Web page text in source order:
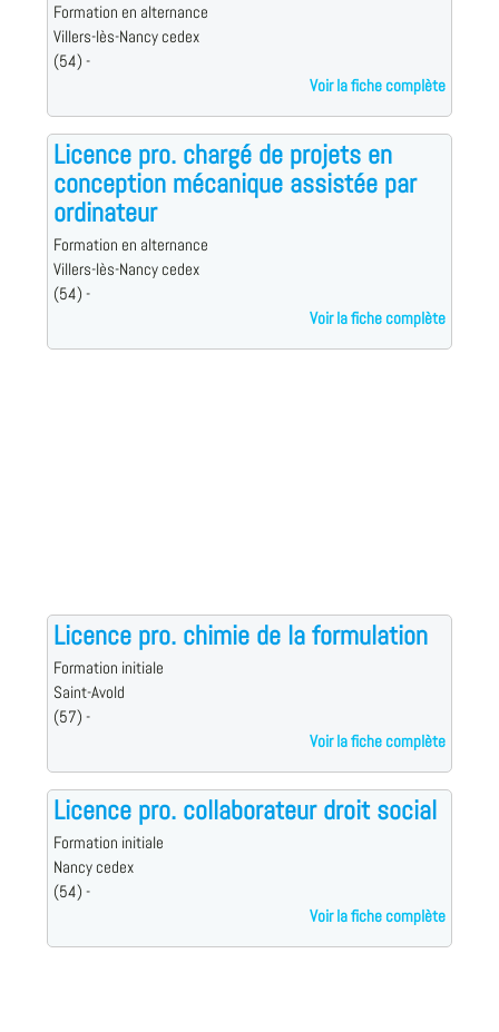
Formation en alternance
Villers-lès-Nancy cedex
(54) -
Voir la fiche complète
Licence pro. chargé de projets en
conception mécanique assistée par
ordinateur
Formation en alternance
Villers-lès-Nancy cedex
(54) -
Voir la fiche complète
Licence pro. chimie de la formulation
Formation initiale
Saint-Avold
(57) -
Voir la fiche complète
Licence pro. collaborateur droit social
Formation initiale
Nancy cedex
(54) -
Voir la fiche complète